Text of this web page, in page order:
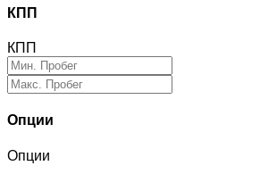
КПП
КПП
Опции
Опции